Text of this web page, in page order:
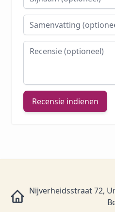
Samenvatting
Recensie
Recensie indienen
Nijverheidsstraat 72,